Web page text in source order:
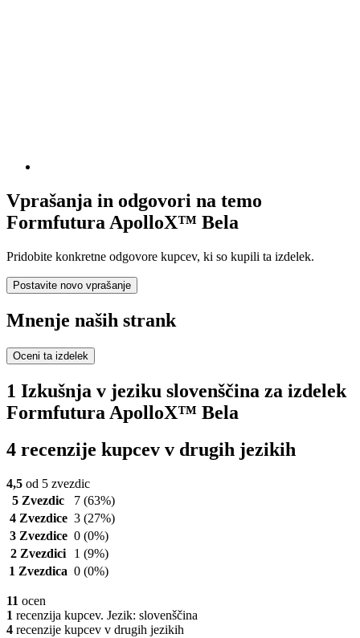
Vprašanja in odgovori na temo
Formfutura ApolloX™ Bela
Pridobite konkretne odgovore kupcev, ki so kupili ta izdelek.
Postavite novo vprašanje
Mnenje naših strank
Oceni ta izdelek
1 Izkušnja v jeziku slovenščina za izdelek
Formfutura ApolloX™ Bela
4 recenzije kupcev v drugih jezikih
4,5 od 5 zvezdic
5 Zvezdic
7 (63%)
4 Zvezdice 3 (27%)
3 Zvezdice 0 (0%)
2 Zvezdici
1 (9%)
1 Zvezdica 0 (0%)
11 ocen
1 recenzija kupcev. Jezik: slovenščina
4 recenzije kupcev v drugih jezikih